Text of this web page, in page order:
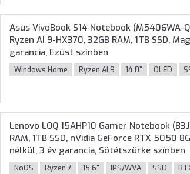
Asus VivoBook S14 Notebook (M5406WA-
Ryzen AI 9-HX370, 32GB RAM, 1TB SSD,
garancia, Ezüst színben
Windows Home Ryzen AI 9 14.0" OLED
Lenovo LOQ 15AHP10 Gamer Notebook
RAM, 1TB SSD, nVidia GeForce RTX 5050
nélkül, 3 év garancia, Sötétszürke színben
NoOS Ryzen 7 15.6" IPS/WVA SSD